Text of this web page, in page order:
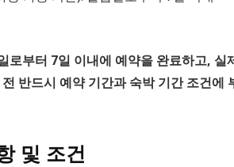
로부터 7일 이내에 예약을 완료하고,
반드시 예약 기간과 숙박 기간 조건에
및 조건